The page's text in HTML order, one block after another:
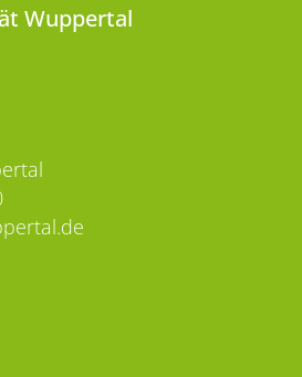
Wuppertal